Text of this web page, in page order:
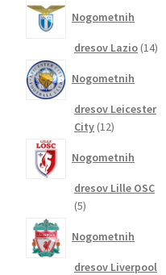
Nogometnih
dresov Lazio 1414
Nogometnih
dresov Leicester
City 1212
Nogometnih
dresov Lille OSC
55
Nogometnih
dresov Liverpool